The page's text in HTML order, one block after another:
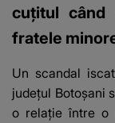
cuțitul
fratele
Un scandal
județul Botoșani
o relație între o